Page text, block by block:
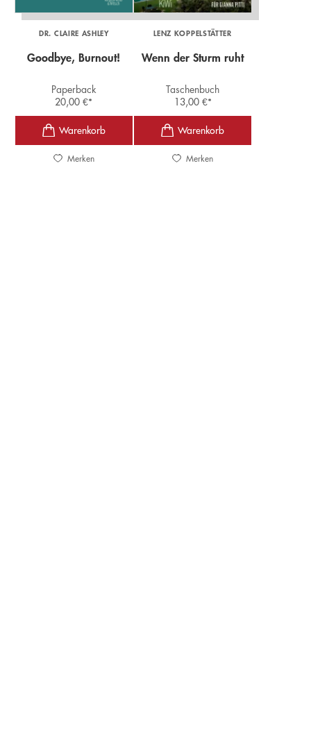
DR. CLAIRE ASHLEY
Goodbye, Burnout!
Paperback
20,00€*
Merken
LENZ KOPPELSTÄTTER
Wenn der Sturm ruht
Taschenbuch
13,00 €*
Merken